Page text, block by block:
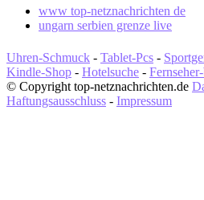
www top-netznachrichten de
ungarn serbien grenze live
Uhren-Schmuck - Tablet-Pcs -
Kindle-Shop - Hotelsuche -
© Copyright top-netznachrichten.de
Haftungsausschluss - Impressum